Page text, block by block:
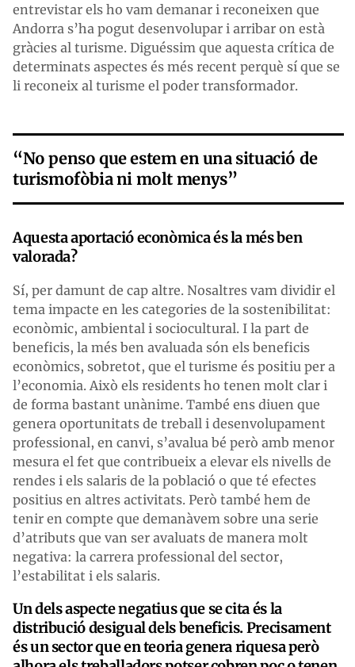
entrevistar els ho vam demanar i reconeixen que
Andorra s’ha pogut desenvolupar i arribar on està
gràcies al turisme. Diguéssim que aquesta crítica de
determinats aspectes és més recent perquè sí que se
li reconeix al turisme el poder transformador.
“No penso que estem en una situació de
turismofòbia ni molt menys”
Aquesta aportació econòmica és la més ben
valorada?
Sí, per damunt de cap altre. Nosaltres vam dividir el
tema impacte en les categories de la sostenibilitat:
econòmic, ambiental i sociocultural. I la part de
beneficis, la més ben avaluada són els beneficis
econòmics, sobretot, que el turisme és positiu per a
l’economia. Això els residents ho tenen molt clar i
de forma bastant unànime. També ens diuen que
genera oportunitats de treball i desenvolupament
professional, en canvi, s’avalua bé però amb menor
mesura el fet que contribueix a elevar els nivells de
rendes i els salaris de la població o que té efectes
positius en altres activitats. Però també hem de
tenir en compte que demanàvem sobre una serie
d’atributs que van ser avaluats de manera molt
negativa: la carrera professional del sector,
l’estabilitat i els salaris.
Un dels aspecte negatius que se cita és la
distribució desigual dels beneficis. Precisament
és un sector que en teoria genera riquesa però